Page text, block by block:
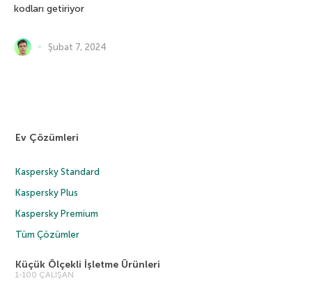
kodları getiriyor
Şubat 7, 2024
Ev Çözümleri
Kaspersky Standard
Kaspersky Plus
Kaspersky Premium
Tüm Çözümler
Küçük Ölçekli İşletme Ürünleri
1-100 ÇALIŞAN